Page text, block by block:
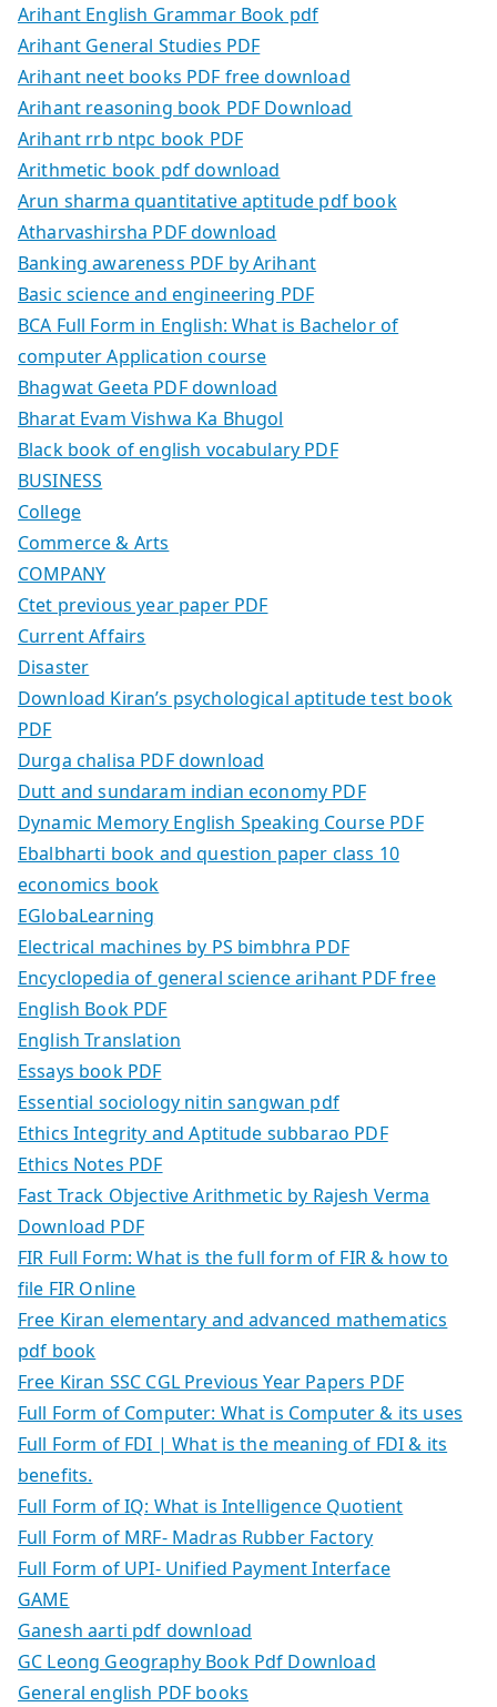
Arihant English Grammar Book pdf
Arihant General Studies PDF
Arihant neet books PDF free download
Arihant reasoning book PDF Download
Arihant rrb ntpc book PDF
Arithmetic book pdf download
Arun sharma quantitative aptitude pdf book
Atharvashirsha PDF download
Banking awareness PDF by Arihant
Basic science and engineering PDF
BCA Full Form in English: What is Bachelor of
computer Application course
Bhagwat Geeta PDF download
Bharat Evam Vishwa Ka Bhugol
Black book of english vocabulary PDF
BUSINESS
College
Commerce & Arts
COMPANY
Ctet previous year paper PDF
Current Affairs
Disaster
Download Kiran’s psychological aptitude test book
PDF
Durga chalisa PDF download
Dutt and sundaram indian economy PDF
Dynamic Memory English Speaking Course PDF
Ebalbharti book and question paper class 10
economics book
EGlobaLearning
Electrical machines by PS bimbhra PDF
Encyclopedia of general science arihant PDF free
English Book PDF
English Translation
Essays book PDF
Essential sociology nitin sangwan pdf
Ethics Integrity and Aptitude subbarao PDF
Ethics Notes PDF
Fast Track Objective Arithmetic by Rajesh Verma
Download PDF
FIR Full Form: What is the full form of FIR & how to
file FIR Online
Free Kiran elementary and advanced mathematics
pdf book
Free Kiran SSC CGL Previous Year Papers PDF
Full Form of Computer: What is Computer & its uses
Full Form of FDI | What is the meaning of FDI & its
benefits.
Full Form of IQ: What is Intelligence Quotient
Full Form of MRF- Madras Rubber Factory
Full Form of UPI- Unified Payment Interface
GAME
Ganesh aarti pdf download
GC Leong Geography Book Pdf Download
General english PDF books